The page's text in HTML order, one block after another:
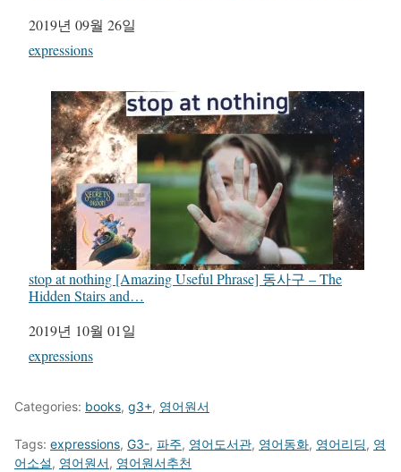
일자
2019년 09월 26일
관련 항목
expressions
stop at nothing [Amazing Useful Phrase] 동사구 – The
Hidden Stairs and…
일자
2019년 10월 01일
관련 항목
expressions
Categories: books, g3+, 영어원서
Tags: expressions, G3-, 파주, 영어도서관, 영어동화, 영어리딩, 영
어소설, 영어원서, 영어원서추천